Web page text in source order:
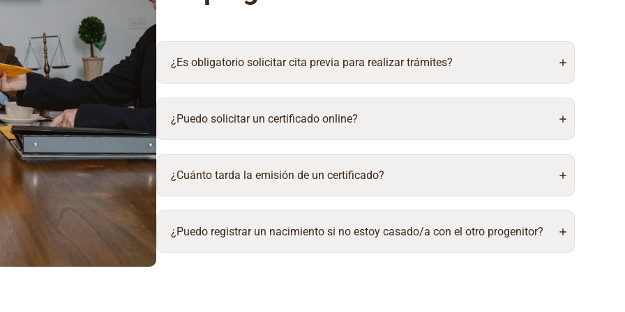
¿Es obligatorio solicitar cita previa para realizar trámites?
¿Puedo solicitar un certificado online?
¿Cuánto tarda la emisión de un certificado?
¿Puedo registrar un nacimiento si no estoy casado/a con el otro progenitor?